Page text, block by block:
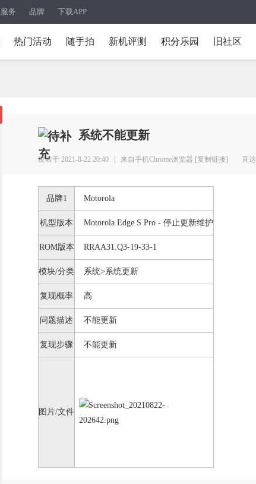
服务 品牌 下载APP
热门活动 随手拍 新机评测 积分乐园 旧社区
系统不能更新
发表于 2021-8-22 20:40 | 来自手机Chrome浏览器 [复制链接] 直达
品牌1 Motorola
机型版本 Motorola Edge S Pro - 停止更新维护
ROM版本 RRAA31.Q3-19-33-1
模块/分类 系统>系统更新
复现概率 高
问题描述 不能更新
复现步骤 不能更新
图片/文件